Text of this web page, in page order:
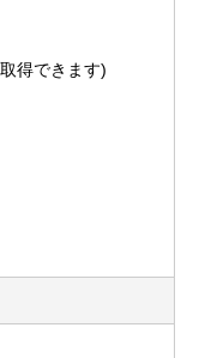
得できます)